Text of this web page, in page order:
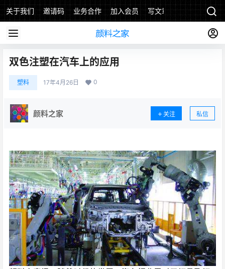
关于我们 邀请码 业务合作 加入会员 写文章
双色注塑在汽车上的应用
塑料 17年4月26日 0
颜料之家 关注 私信